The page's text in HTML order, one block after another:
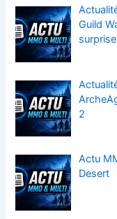
Guild
surprise
2
Actu
Desert